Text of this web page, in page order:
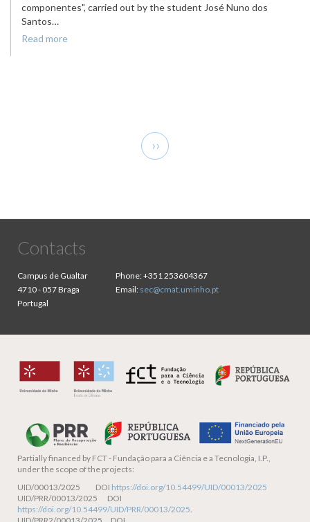
componentes", carried out by the student José Nuno dos
Santos…
Read more
Next
page
››
Contacts
Campus de Gualtar
4710 - 057 Braga
Portugal
Phone:+351 253604367
Email: sec@cmat.uminho.pt
Partially financed by FCT - Fundação para a Ciência e a Tecnologia, I.P.,
under the scope of the projects:
UID/00013/2025 DOI https://doi.org/10.54499/UID/00013/2025
UID/PRR/00013/2025 DOI
https://doi.org/10.54499/UID/PRR/00013/2025.